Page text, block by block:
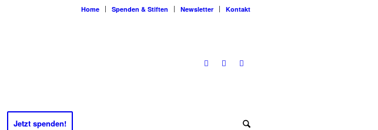
Home Spenden & Stiften Newsletter Kontakt
Jetzt spenden!